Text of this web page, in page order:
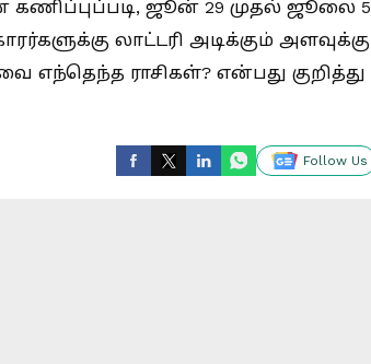
கணிப்புப்படி, ஜூன் 29 முதல் ஜூலை 5
லாட்டரி அடிக்கும் அளவுக்கு
ராசிகள்? என்பது குறித்து
Follow Us